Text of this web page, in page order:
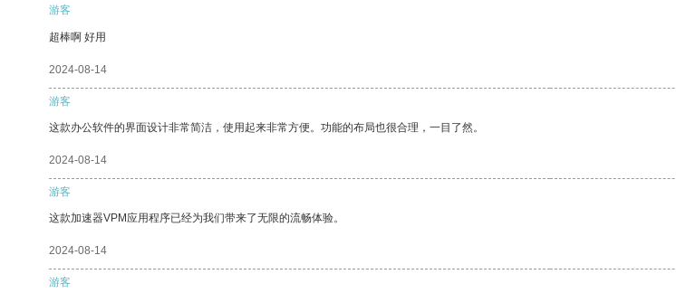
游客
超棒啊 好用
2024-08-14
游客
这款办公软件的界面设计非常简洁，使用起来非常方便。功能的布局也很合理，一目了然。
2024-08-14
游客
这款加速器VPM应用程序已经为我们带来了无限的流畅体验。
2024-08-14
游客